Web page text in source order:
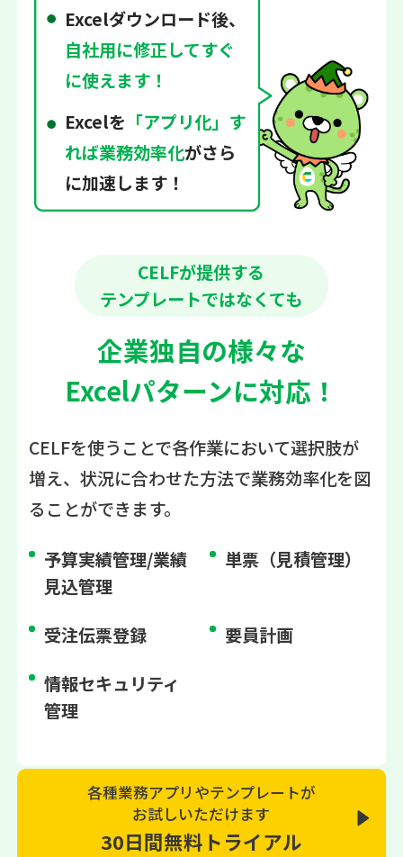
Excelダウンロード後、
自社用に修正してすぐ
に使えます！
Excelを 「アプリ化」す
れば業務効率化がさら
に加速します！
CELFが提供する
テンプレートではなくても
企業独自の様々な
Excelパターンに対応！
CELFを使うことで各作業において選択肢が
増え、状況に合わせた方法で業務効率化を図
ることができます。
予算実績管理/業績
見込管理
単票（見積管理）
受注伝票登録
要員計画
情報セキュリティ
管理
各種業務アプリやテンプレートが
お試しいただけます
30日間無料トライアル